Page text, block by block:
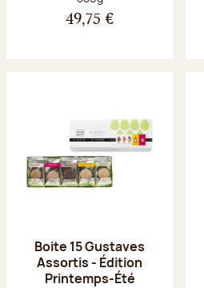
49,75 €
Boite 15 Gustaves
Assortis - Édition
Printemps-Été